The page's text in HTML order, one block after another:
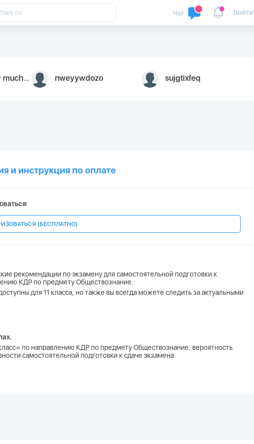
Войти
Чат
youtube.com faceapple ! nweyywdozo sujgtixfeq
и инструкция по оплате
!
(БЕСПЛАТНО)
рекомендации по экзамену для самостоятельной подготовки к
КДР по предмету Обществознание.
для 11 класса, но также вы всегда можете следить за актуальными
по направлению КДР по предмету Обществознание, вероятность
самостоятельной подготовки к сдаче экзамена.